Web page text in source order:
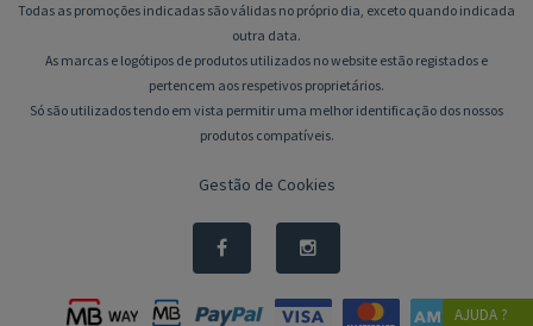
Todas as promoções indicadas são válidas no próprio dia, exceto quando indicada
outra data.
As marcas e logótipos de produtos utilizados no website estão registados e
pertencem aos respetivos proprietários.
Só são utilizados tendo em vista permitir uma melhor identificação dos nossos
produtos compatíveis.
Gestão de Cookies
AJUDA ?